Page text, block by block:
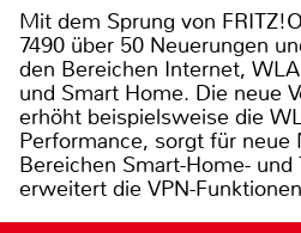
Mit dem Sprung von
7490 über 50 Neuerungen
den Bereichen Internet,
und Smart Home. Die neue
erhöht beispielsweise die
Performance, sorgt für neue
Bereichen Smart-Home-
erweitert die VPN-